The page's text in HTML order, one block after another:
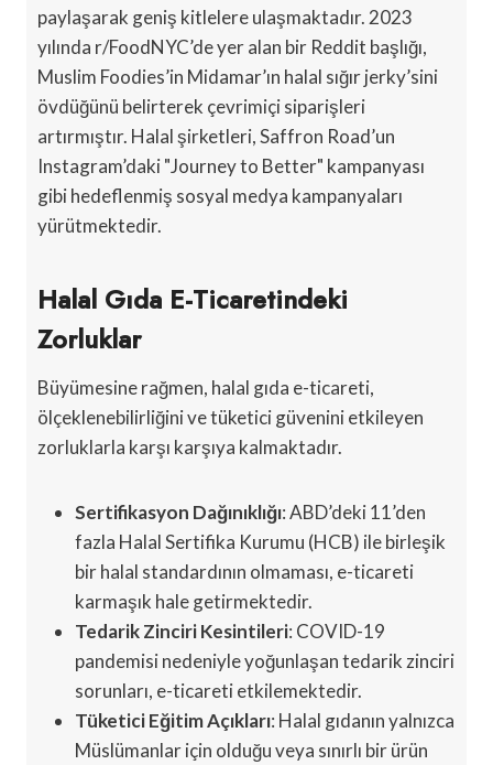
paylaşarak geniş kitlelere ulaşmaktadır. 2023
yılında r/FoodNYC’de yer alan bir Reddit başlığı,
Muslim Foodies’in Midamar’ın halal sığır jerky’sini
övdüğünü belirterek çevrimiçi siparişleri
artırmıştır. Halal şirketleri, Saffron Road’un
Instagram’daki "Journey to Better" kampanyası
gibi hedeflenmiş sosyal medya kampanyaları
yürütmektedir.
Halal Gıda E-Ticaretindeki
Zorluklar
Büyümesine rağmen, halal gıda e-ticareti,
ölçeklenebilirliğini ve tüketici güvenini etkileyen
zorluklarla karşı karşıya kalmaktadır.
Sertifikasyon Dağınıklığı: ABD’deki 11’den
fazla Halal Sertifika Kurumu (HCB) ile birleşik
bir halal standardının olmaması, e-ticareti
karmaşık hale getirmektedir.
Tedarik Zinciri Kesintileri: COVID-19
pandemisi nedeniyle yoğunlaşan tedarik zinciri
sorunları, e-ticareti etkilemektedir.
Tüketici Eğitim Açıkları: Halal gıdanın yalnızca
Müslümanlar için olduğu veya sınırlı bir ürün